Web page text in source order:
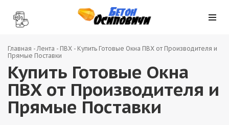
Главная -Лента - ПВХ - Купить Готовые Окна ПВХ от Производителя и
Прямые Поставки
Купить Готовые Окна
ПВХ от Производителя и
Прямые Поставки